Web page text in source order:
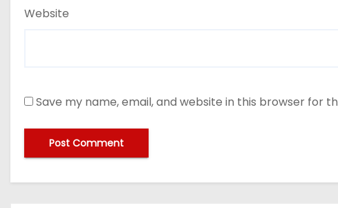
Website
Save my name, email, and website in this browser for